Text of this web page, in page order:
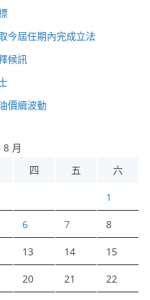
今屆任期內完成立法
候訊
價續波動
8 月
四 五 六
1
6 7 8
13 14 15
20 21 22